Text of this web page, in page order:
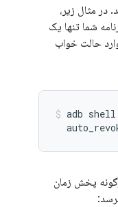
در مثال زیر،
شما تنها یک
حالت خواب
adb shell
پخش زمان